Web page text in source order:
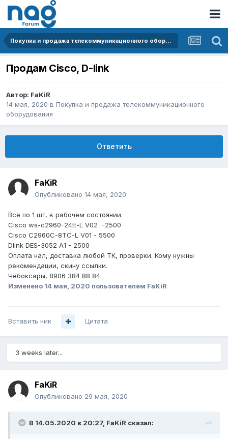
Покупка и продажа телекоммуникационного оборудования
Продам Cisco, D-link
Автор: FaKiR
14 мая, 2020 в Покупка и продажа телекоммуникационного
оборудования
Ответить
FaKiR
Опубликовано 14 мая, 2020
Всё по 1 шт, в рабочем состоянии.
Cisco ws-c2960-24tt-L V02 -2500
Cisco C2960C-8TC-L V01 - 5500
Dlink DES-3052 A1 - 2500
Оплата нал, доставка любой ТК, проверки. Кому нужны
рекомендации, скину ссылки.
Чебоксары, 8906 384 88 84
Изменено 14 мая, 2020 пользователем FaKiR
Вставить ник Цитата
3 weeks later...
FaKiR
Опубликовано 29 мая, 2020
В 14.05.2020 в 20:27, FaKiR сказал: